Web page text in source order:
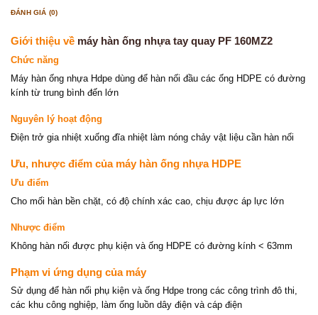
ĐÁNH GIÁ (0)
Giới thiệu về máy hàn ống nhựa tay quay PF 160MZ2
Chức năng
Máy hàn ống nhựa Hdpe dùng để hàn nối đầu các ống HDPE có đường
kính từ trung bình đến lớn
Nguyên lý hoạt động
Điện trở gia nhiệt xuống đĩa nhiệt làm nóng chảy vật liệu cần hàn nối
Ưu, nhược điểm của máy hàn ống nhựa HDPE
Ưu điểm
Cho mối hàn bền chặt, có độ chính xác cao, chịu được áp lực lớn
Nhược điểm
Không hàn nối được phụ kiện và ống HDPE có đường kính < 63mm
Phạm vi ứng dụng của máy
Sử dụng để hàn nối phụ kiện và ống Hdpe trong các công trình đô thi,
các khu công nghiệp, làm ống luồn dây điện và cáp điện